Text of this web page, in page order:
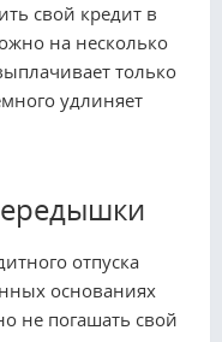
свой кредит в
на несколько
только
удлиняет
отпуска
основаниях
не погашать свой